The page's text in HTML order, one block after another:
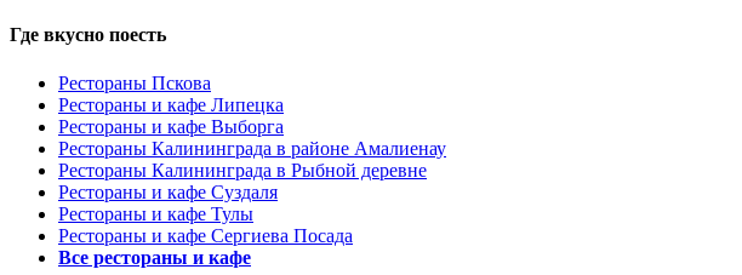
Где вкусно поесть
Рестораны Пскова
Рестораны и кафе Липецка
Рестораны и кафе Выборга
Рестораны Калининграда в районе Амалиенау
Рестораны Калининграда в Рыбной деревне
Рестораны и кафе Суздаля
Рестораны и кафе Тулы
Рестораны и кафе Сергиева Посада
Все рестораны и кафе